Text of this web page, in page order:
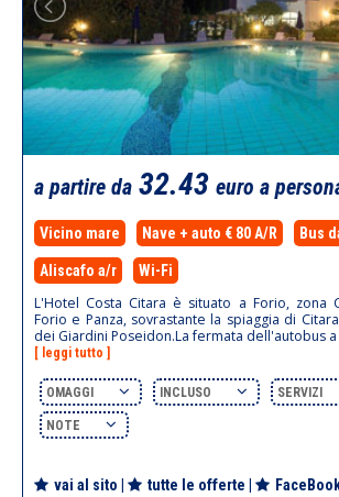
a partire da 32.43 euro a
Vicino mare Nave + auto € 80 A/R Bus
Aliscafo a/r Wi-Fi
L'Hotel Costa Citara è situato a Forio, zona
Forio e Panza, sovrastante la spiaggia di
dei Giardini Poseidon.La fermata dell'autobus a
[ leggi tutto ]
OMAGGI INCLUSO SERVIZI
NOTE
vai al sito tutte le offerte